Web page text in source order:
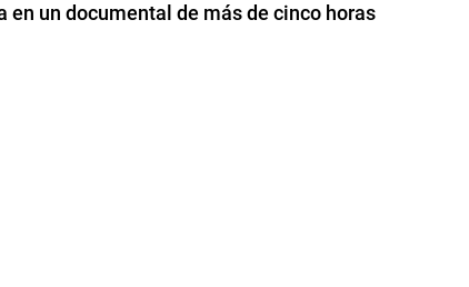
en un documental de más de cinco horas